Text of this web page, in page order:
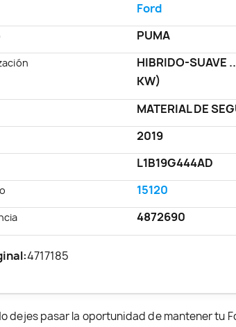
Ford
PUMA
HIBRIDO-SUAVE
KW)
MATERIAL DE
2019
L1B19G444AD
15120
4872690
4717185
dejes pasar la oportunidad de mantener tu